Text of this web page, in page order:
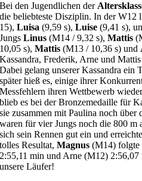
Bei den Jugendlichen der
die beliebteste Disziplin. In der W12
15),Luisa (9,59 s),Luise (9,41 s),
JungsLinus (M14 / 9,32 s),Mattis
10,05 s),Mattis (M13 / 10,36 s) und
Kassandra, Frederik, Arne und
Dabei gelang unserer Kassandra ein
später hieß es, einige ihrer
Messfehlern ihren Wettbewerb
blieb es bei der Bronzemedaille für
sie zusammen mit Paulina noch
waren für vier Jungs noch die 800
sich sein Rennen gut ein und
tolles Resultat,Magnus (M14) folgte
2:55,11 min und Arne (M12)
unsere Läufer!